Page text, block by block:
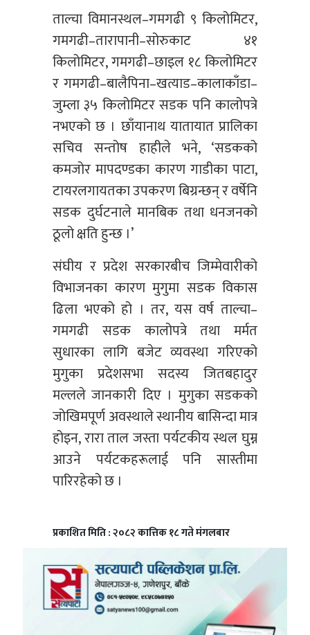
ताल्चा विमानस्थल–गमगढी ९ किलोमिटर,
गमगढी–तारापानी–सोरुकाट ४१
किलोमिटर, गमगढी–छाइल १८ किलोमिटर
र गमगढी–बालैपिना–खत्याड–कालाकाँडा–
जुम्ला ३५ किलोमिटर सडक पनि कालोपत्रे
नभएको छ । छाँयानाथ यातायात प्रालिका
सचिव सन्तोष हाहीले भने, ‘सडकको
कमजोर मापदण्डका कारण गाडीका पाटा,
टायरलगायतका उपकरण बिग्रन्छन् र वर्षेनि
सडक दुर्घटनाले मानबिक तथा धनजनको
ठूलो क्षति हुन्छ ।’
संघीय र प्रदेश सरकारबीच जिम्मेवारीको
विभाजनका कारण मुगुमा सडक विकास
ढिला भएको हो । तर, यस वर्ष ताल्चा–
गमगढी सडक कालोपत्रे तथा मर्मत
सुधारका लागि बजेट व्यवस्था गरिएको
मुगुका प्रदेशसभा सदस्य जितबहादुर
मल्लले जानकारी दिए । मुगुका सडकको
जोखिमपूर्ण अवस्थाले स्थानीय बासिन्दा मात्र
होइन, रारा ताल जस्ता पर्यटकीय स्थल घुम्न
आउने पर्यटकहरूलाई पनि सास्तीमा
पारिरहेको छ ।
प्रकाशित मिति : २०८२ कात्तिक १८ गते मंगलबार